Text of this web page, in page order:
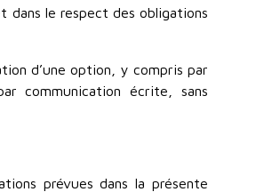
dans le respect des obligations
d’une option, y compris par
communication écrite, sans
prévues dans la présente